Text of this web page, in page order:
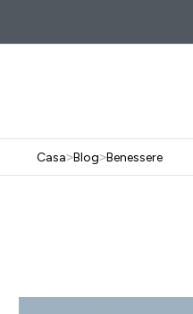
Casa>Blog>Benessere